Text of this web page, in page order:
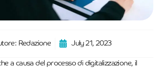
Redazione July 21, 2023
a causa del processo di digitalizzazione, il